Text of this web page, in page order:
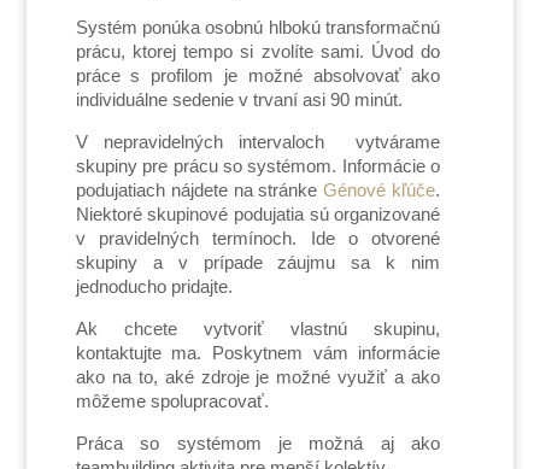
Systém ponúka osobnú hlbokú transformačnú
prácu, ktorej tempo si zvolíte sami. Úvod do
práce s profilom je možné absolvovať ako
individuálne sedenie v trvaní asi 90 minút.
V nepravidelných intervaloch vytvárame
skupiny pre prácu so systémom. Informácie o
podujatiach nájdete na stránkeGénové kľúče.
Niektoré skupinové podujatia sú organizované
v pravidelných termínoch. Ide o otvorené
skupiny a v prípade záujmu sa k nim
jednoducho pridajte.
Ak chcete vytvoriť vlastnú skupinu,
kontaktujte ma. Poskytnem vám informácie
ako na to, aké zdroje je možné využiť a ako
môžeme spolupracovať.
Práca so systémom je možná aj ako